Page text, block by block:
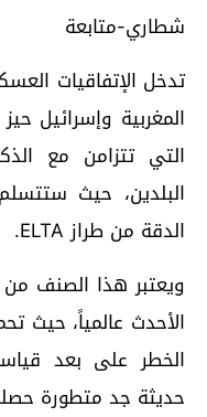
شطاري-متابعة
تدخل الإتفاقيات
المغربية وإسرائيل
التي تتزامن مع
البلدين، حيث
الدقة من طراز ELTA.
ويعتبر هذا الصنف من
الخطر على بعد
حديثة جد متطورة